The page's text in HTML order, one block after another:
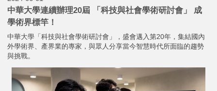
中華大學連續辦理20屆 「科技與社會學術研討會」 成
學術界標竿！
中華大學「科技與社會學術研討會」，盛會邁入第20年，集結國內
外學術界、產界業的專家，與眾人分享當今智慧時代所面臨的趨勢
與挑戰。